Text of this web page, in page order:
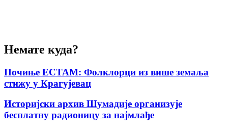
Немате куда?
Почиње ЕСТАМ: Фолклорци из више земаља
стижу у Крагујевац
Историјски архив Шумадије организује
бесплатну радионицу за најмлађе